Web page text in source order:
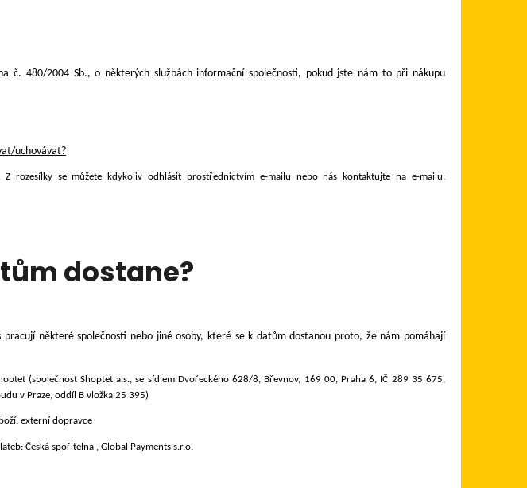
č. 480/2004 Sb., o některých službách informační společnosti, pokud jste nám to při nákupu
uchovávat?
rozesílky se můžete kdykoliv odhlásit prostřednictvím e-mailu nebo nás kontaktujte na e-mailu:
dostane?
pracují některé společnosti nebo jiné osoby, které se k datům dostanou proto, že nám pomáhají
(společnost Shoptet a.s., se sídlem Dvořeckého 628/8, Břevnov, 169 00, Praha 6, IČ 289 35 675,
v Praze, oddíl B vložka 25 395)
externí dopravce
Česká spořitelna , Global Payments s.r.o.